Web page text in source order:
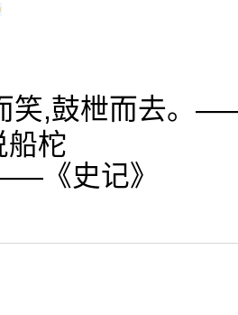
笑,鼓枻而去。
船柁
《史记》